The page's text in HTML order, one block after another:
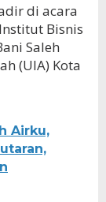
di acara
Bisnis
Saleh
(UIA) Kota
Airku,